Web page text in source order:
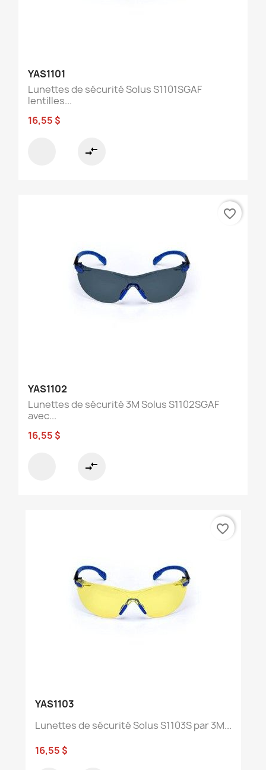
YAS1101
Lunettes de sécurité Solus S1101SGAF
lentilles...
16,55 $
compare_arrows
YAS1102
Lunettes de sécurité 3M Solus S1102SGAF
avec...
16,55 $
compare_arrows
favorite_border
YAS1103
Lunettes de sécurité Solus S1103S par 3M...
16,55 $
favorite_border